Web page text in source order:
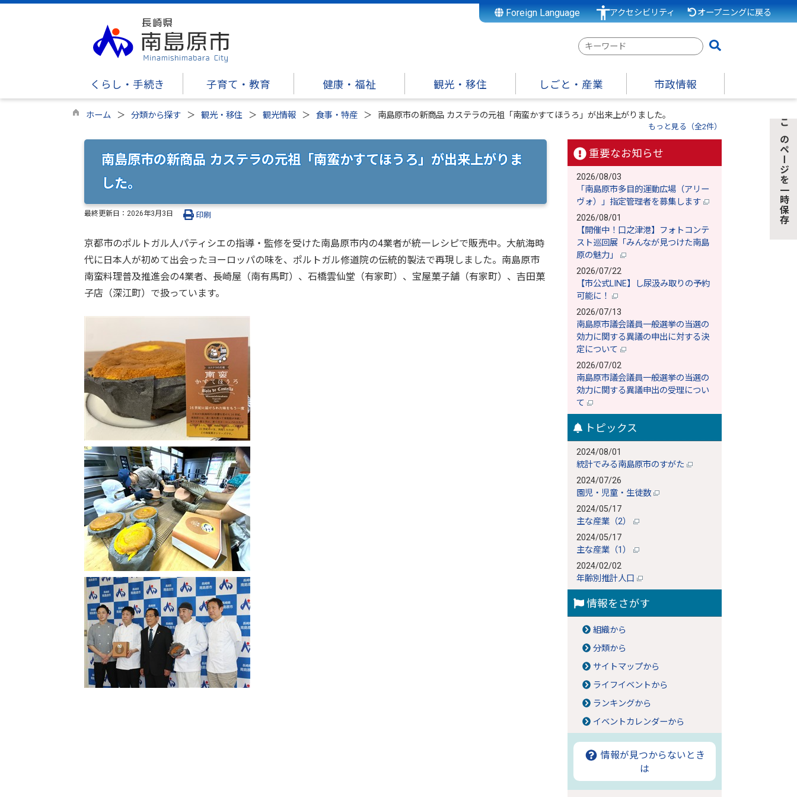
Foreign Language アクセシビリティ オープニングに戻る
検
ー
ワ
ー
くらし・手続き 子育て・教育 健康・福祉 観光・移住 しごと・産業 市政情報
ホーム 分類から探す 観光・移住 観光情報 食事・特産 南島原市の新商品 カステラの元祖「南蛮かすてほうろ」が出来上がりました。
もっと見る（全2件）
南島原市の新商品 カステラの元祖「南蛮かすてほうろ」が出来上がりま
した。
最終更新日： 2026年3月3日 印刷
京都市のポルトガル人パティシエの指導・監修を受けた南島原市内の4業者が統一レシピで販売中。大航海時
代に日本人が初めて出会ったヨーロッパの味を、ポルトガル修道院の伝統的製法で再現しました。南島原市
南蛮料理普及推進会の4業者、長崎屋（南有馬町）、石橋雲仙堂（有家町）、宝屋菓子舗（有家町）、吉田菓
子店（深江町）で扱っています。
重要なお知らせ
2026/08/03
「南島原市多目的運動広場（アリー
ヴォ）」指定管理者を募集します
2026/08/01
【開催中！口之津港】フォトコンテ
スト巡回展「みんなが見つけた南島
原の魅力」
2026/07/22
【市公式LINE】し尿汲み取りの予約
可能に！
2026/07/13
南島原市議会議員一般選挙の当選の
効力に関する異議の申出に対する決
定について
2026/07/02
南島原市議会議員一般選挙の当選の
効力に関する異議申出の受理につい
て
トピックス
2024/08/01
統計でみる南島原市のすがた
2024/07/26
園児・児童・生徒数
2024/05/17
主な産業（2）
2024/05/17
主な産業（1）
2024/02/02
年齢別推計人口
情報をさがす
組織から
分類から
サイトマップから
ライフイベントから
ランキングから
イベントカレンダーから
情報が見つからないとき
は
このページを一時保存